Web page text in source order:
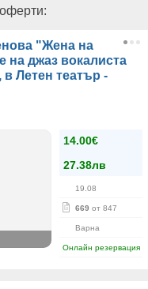
"Жена на
на джаз вокалиста
в Летен театър -
14.00€
27.38лв
19.08
669 от 847
Варна
Онлайн резервация